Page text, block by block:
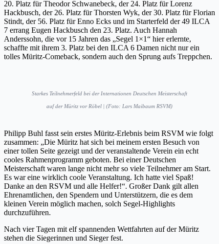
20. Platz für Theodor Schwanebeck, der 24. Platz für Lorenz
Hackbusch, der 26. Platz für Thorsten Wyk, der 30. Platz für Florian
Stindt, der 56. Platz für Enno Ecks und im Starterfeld der 49 ILCA
7 errang Eugen Hackbusch den 23. Platz. Auch Hannah
Anderssohn, die vor 15 Jahren das „Segel 1×1“ hier erlernte,
schaffte mit ihrem 3. Platz bei den ILCA 6 Damen nicht nur ein
tolles Müritz-Comeback, sondern auch den Sprung aufs Treppchen.
Starkes Teilnehmerfeld bei der Internationen Deutschen Meisterschaft
auf der Müritz vor Röbel | (Foto: Lars Maibaum RSVM)
Philipp Buhl fasst sein erstes Müritz-Erlebnis beim RSVM wie folgt
zusammen: „Die Müritz hat sich bei meinem ersten Besuch von
einer tollen Seite gezeigt und der veranstaltende Verein ein echt
cooles Rahmenprogramm geboten. Bei einer Deutschen
Meisterschaft waren lange nicht mehr so viele Teilnehmer am Start.
Es war eine wirklich coole Veranstaltung. Ich hatte viel Spaß!
Danke an den RSVM und alle Helfer!“. Großer Dank gilt allen
Ehrenamtlichen, den Spendern und Unterstützern, die es dem
kleinen Verein möglich machen, solch Segel-Highlights
durchzuführen.
Nach vier Tagen mit elf spannenden Wettfahrten auf der Müritz
stehen die Siegerinnen und Sieger fest.